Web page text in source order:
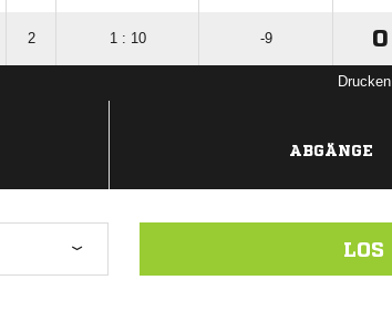
2 1 : 10 -9 0
Drucken
ABGÄNGE
LOS